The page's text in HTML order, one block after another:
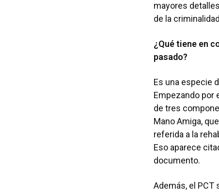
mayores
de la
¿Qué tiene en
pasado?
Es una especie
Empezando por
de tres
Mano Amiga,
referida a la
Eso aparece
documento.
Además, el PCT